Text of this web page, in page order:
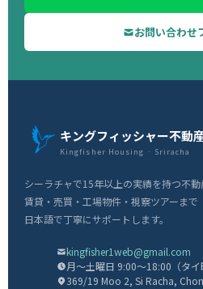
お問い合わせ
キングフィッシャー不動
Kingfisher Housing · Sriracha
シーラチャで15年以上の実績を持つ不動
賃貸・売買・工場物件・視察ツアーまで
日本語で丁寧にサポートします。
kingfisher1web@gmail.com
月〜土曜日 9:00〜18:00（タイ
369/19 Moo 2, Si Racha,